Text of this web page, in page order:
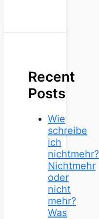
Recent
Posts
Wie
schreibe
ich
nichtmehr?
Nichtmehr
oder
nicht
mehr?
Was